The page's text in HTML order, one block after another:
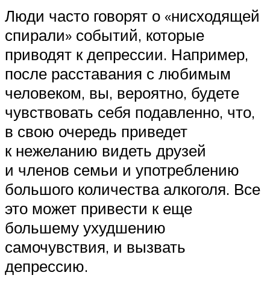
Люди часто говорят о «нисходящей
спирали» событий, которые
приводят к депрессии. Например,
после расставания с любимым
человеком, вы, вероятно, будете
чувствовать себя подавленно, что,
в свою очередь приведет
к нежеланию видеть друзей
и членов семьи и употреблению
большого количества алкоголя. Все
это может привести к еще
большему ухудшению
самочувствия, и вызвать
депрессию.